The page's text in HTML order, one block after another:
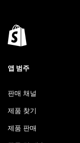
앱 범주
판매 채널
제품 찾기
제품 판매